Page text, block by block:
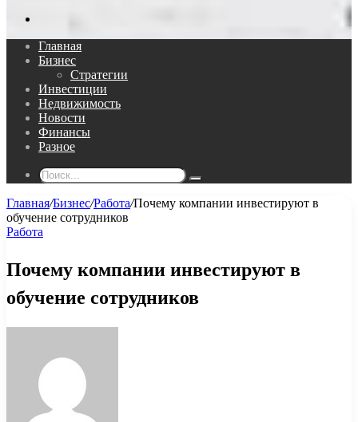
Главная
Бизнес
Стратегии
Инвестиции
Недвижимость
Новости
Финансы
Разное
Поиск...
Главная/Бизнес/Работа/Почему компании инвестируют в
обучение сотрудников
Работа
Почему компании инвестируют в
обучение сотрудников